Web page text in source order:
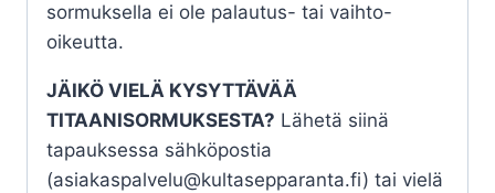
sormuksella ei ole palautus- tai vaihto-
oikeutta.
JÄIKÖ VIELÄ KYSYTTÄVÄÄ
TITAANISORMUKSESTA? Lähetä siinä
tapauksessa sähköpostia
(asiakaspalvelu@kultasepparanta.fi) tai vielä